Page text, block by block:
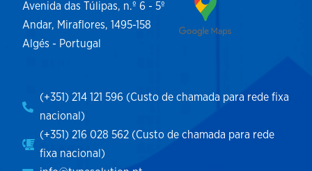
Avenida das Túlipas, n.º 6 - 5º
Andar, Miraflores, 1495-158
Algés - Portugal
(+351) 214 121 596 (Custo de chamada para rede fixa
nacional)
(+351) 216 028 562 (Custo de chamada para rede
fixa nacional)